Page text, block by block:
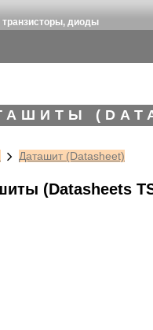
диоды
Даташит (Datasheet)
(Datasheets